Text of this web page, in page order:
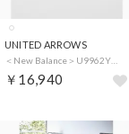
UNITED ARROWS
￥16,940